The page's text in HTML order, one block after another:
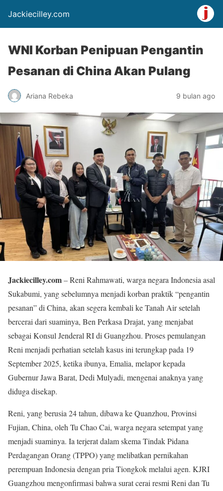
Jackiecilley.com
WNI Korban Penipuan Pengantin
Pesanan di China Akan Pulang
Ariana Rebeka 9 bulan ago
Jackiecilley.com– Reni Rahmawati, warga negara Indonesia asal
Sukabumi, yang sebelumnya menjadi korban praktik “pengantin
pesanan” di China, akan segera kembali ke Tanah Air setelah
bercerai dari suaminya, Ben Perkasa Drajat, yang menjabat
sebagai Konsul Jenderal RI di Guangzhou. Proses pemulangan
Reni menjadi perhatian setelah kasus ini terungkap pada 19
September 2025, ketika ibunya, Emalia, melapor kepada
Gubernur Jawa Barat, Dedi Mulyadi, mengenai anaknya yang
diduga disekap.
Reni, yang berusia 24 tahun, dibawa ke Quanzhou, Provinsi
Fujian, China, oleh Tu Chao Cai, warga negara setempat yang
menjadi suaminya. Ia terjerat dalam skema Tindak Pidana
Perdagangan Orang (TPPO) yang melibatkan pernikahan
perempuan Indonesia dengan pria Tiongkok melalui agen. KJRI
Guangzhou mengonfirmasi bahwa surat cerai resmi Reni dan Tu